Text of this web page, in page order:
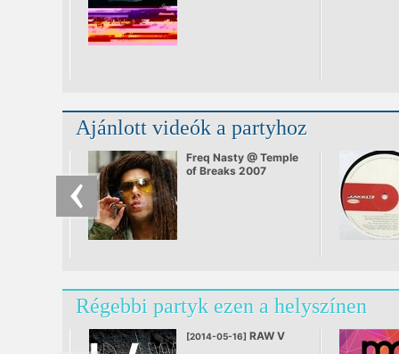
Ajánlott videók a partyhoz
Freq Nasty @ Temple
of Breaks 2007
Régebbi partyk ezen a helyszínen
[2014-05-16] RAW V